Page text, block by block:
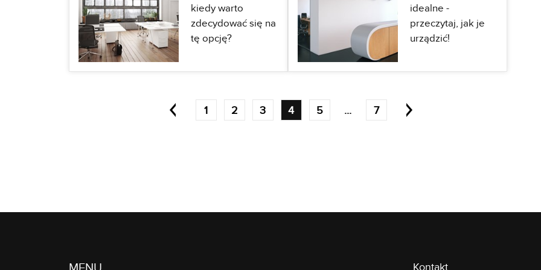
kiedy warto
zdecydować się na
tę opcję?
idealne -
przeczytaj, jak je
urządzić!
1 2 3 4 5 ... 7
Kontakt